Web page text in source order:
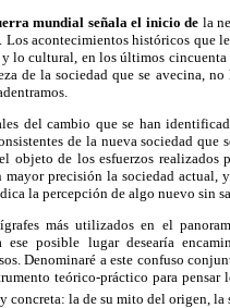
mundial señala el inicio de la
acontecimientos históricos que
lo cultural, en los últimos cincuenta
de la sociedad que se avecina,
del cambio que se han
de la nueva sociedad
objeto de los esfuerzos
precisión la sociedad actual,
la percepción de algo nuevo sin
más utilizados en el
posible lugar desearía
Denominaré a este confuso
teórico-práctico para pensar
concreta: la de su mito del origen, la